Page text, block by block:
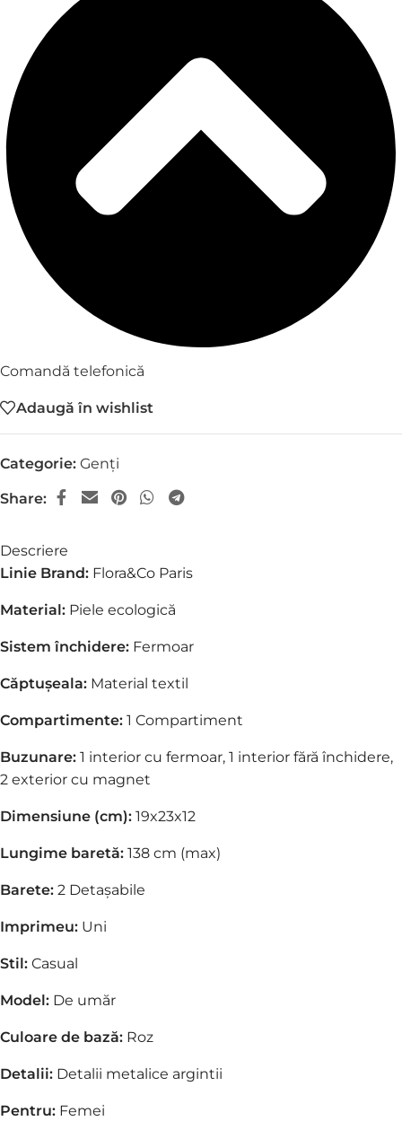
Comandă telefonică
Adaugă în wishlist
Categorie: Genți
Share:
Descriere
Linie Brand: Flora&Co Paris
Material: Piele ecologică
Sistem închidere: Fermoar
Căptușeala: Material textil
Compartimente: 1 Compartiment
Buzunare: 1 interior cu fermoar, 1 interior fără închidere,
2 exterior cu magnet
Dimensiune (cm): 19x23x12
Lungime baretă: 138 cm (max)
Barete: 2 Detașabile
Imprimeu: Uni
Stil: Casual
Model: De umăr
Culoare de bază: Roz
Detalii: Detalii metalice argintii
Pentru: Femei